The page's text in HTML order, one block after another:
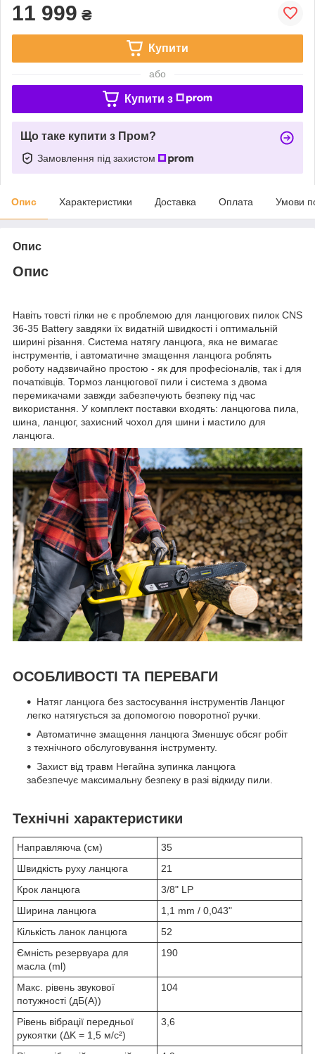
11 999 ₴
Купити
або
Купити з
Що таке купити з Пром?
Замовлення під захистом
Опис Характеристики Доставка Оплата Умови
Опис
Опис
Навіть товсті гілки не є проблемою для ланцюгових пилок CNS
36-35 Battery завдяки їх видатній швидкості і оптимальній
ширині різання. Система натягу ланцюга, яка не вимагає
інструментів, і автоматичне змащення ланцюга роблять
роботу надзвичайно простою - як для професіоналів, так і для
початківців. Тормоз ланцюгової пили і система з двома
перемикачами завжди забезпечують безпеку під час
використання. У комплект поставки входять: ланцюгова пила,
шина, ланцюг, захисний чохол для шини і мастило для
ланцюга.
ОСОБЛИВОСТІ ТА ПЕРЕВАГИ
Натяг ланцюга без застосування інструментів Ланцюг
легко натягується за допомогою поворотної ручки.
Автоматичне змащення ланцюга Зменшує обсяг робіт
з технічного обслуговування інструменту.
Захист від травм Негайна зупинка ланцюга
забезпечує максимальну безпеку в разі відкиду пили.
Технічні характеристики
Направляюча (см)
35
Швидкість руху ланцюга
21
Крок ланцюга
3/8" LP
Ширина ланцюга
1,1 mm / 0,043"
Кількість ланок ланцюга
52
Ємність резервуара для
масла (ml)
190
Макс. рівень звукової
потужності (дБ(А))
104
Рівень вібрації передньої
рукоятки (ΔK = 1,5 м/с²)
3,6